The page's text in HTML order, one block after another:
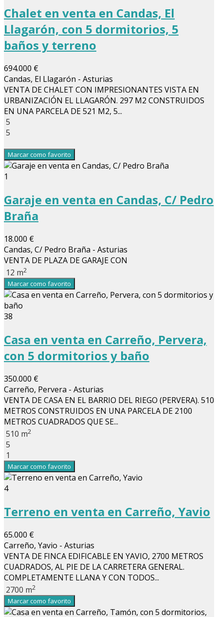
Chalet en venta en Candas, El
Llagarón, con 5 dormitorios, 5
baños y terreno
694.000 €
Candas, El Llagarón - Asturias
VENTA DE CHALET CON IMPRESIONANTES VISTA EN
URBANIZACIÓN EL LLAGARÓN. 297 M2 CONSTRUIDOS
EN UNA PARCELA DE 521 M2, 5...
5
5
Marcar como favorito
1
Garaje en venta en Candas, C/ Pedro
Braña
18.000 €
Candas, C/ Pedro Braña - Asturias
VENTA DE PLAZA DE GARAJE CON
12 m2
Marcar como favorito
38
Casa en venta en Carreño, Pervera,
con 5 dormitorios y baño
350.000 €
Carreño, Pervera - Asturias
VENTA DE CASA EN EL BARRIO DEL RIEGO (PERVERA). 510
METROS CONSTRUIDOS EN UNA PARCELA DE 2100
METROS CUADRADOS QUE SE...
510 m2
5
1
Marcar como favorito
4
Terreno en venta en Carreño, Yavio
65.000 €
Carreño, Yavio - Asturias
VENTA DE FINCA EDIFICABLE EN YAVIO, 2700 METROS
CUADRADOS, AL PIE DE LA CARRETERA GENERAL.
COMPLETAMENTE LLANA Y CON TODOS...
2700 m2
Marcar como favorito